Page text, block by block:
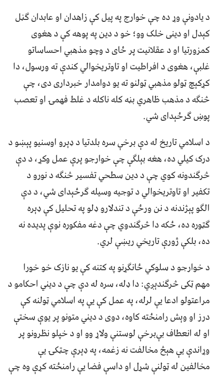
د یادونې وړ ده چې خوارج په پیل کې زاهدان او عابدان ګڼل
کېدل او دینی خلک وو؛ خو د دین په پوهه کې د هغوی
کمزورتیا او د عقلانیت پر ځای د وچو مذهبي احساساتو
غلبې، هغوی د افراطیت او تاوتریخوالي کندې ته ورسول، دا
کړکېچ ټولو مذهبي ټولنو ته یو دوامدار خبرداری دی، چې
څنګه د مذهب ظاهري بڼه کله ناکله د غلط فهمۍ او تعصب
پوښ ګرځېدای شي.
د اسلامي تاریخ له دې برخې سره بلدتیا د ډېرو اوسنیو پېښو د
درک کیلي ده، هغه بېلګې چې خوارجو پرې عمل وکړ، د دې
څرگندونه کوي چې د دین سطحي تفسیر څنګه د نورو د
تکفیر او تاوتریخوالي د توجیه وسیله ګرځېدای شي، د دې
الګو پېژندنه د نن ورځې د تندلارو ډلو په تحلیل کې ډېره
ګټوره ده، ځکه دا څرګندوي چې دغه مفکوره نوې پدیده نه
ده، بلکې ژورې تاریخي ریښې لري.
د خوارجو د سلوکي ځانګړنو په کتنه کې یو نازک خو خورا
مهم ټکی څرګندېږي: دا ډله، سره له دې چې د دیني احکامو د
مراعتولو ادعا یې لرله، په عمل کې یې په اسلامي ټولنه کې
درز او وېش رامنځته کاوه، دوی د دیني متونو پر یوې سختې
او له انعطاف بې‌برخې لوستنې ولاړ وو او د خپلو نظرونو پر
وړاندې یې هېڅ مخالفت نه زغمه، په ډېرې چټکۍ یې
مخالفین له ټولنې شړل او داسې فضا یې رامنځته کړې وه چې